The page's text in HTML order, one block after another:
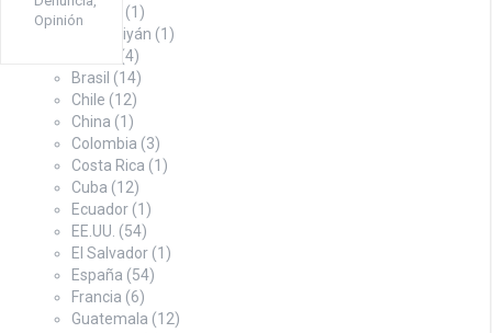
Opinión
Austria
(1)
Azerbaiyán (1)
(4)
Brasil (14)
Chile (12)
China (1)
Colombia (3)
Costa Rica (1)
Cuba (12)
Ecuador (1)
EE.UU. (54)
El Salvador (1)
España (54)
Francia (6)
Guatemala (12)